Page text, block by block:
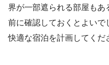
界が一部遮られる部屋も
前に確認しておくとよいで
快適な宿泊を計画してくだ